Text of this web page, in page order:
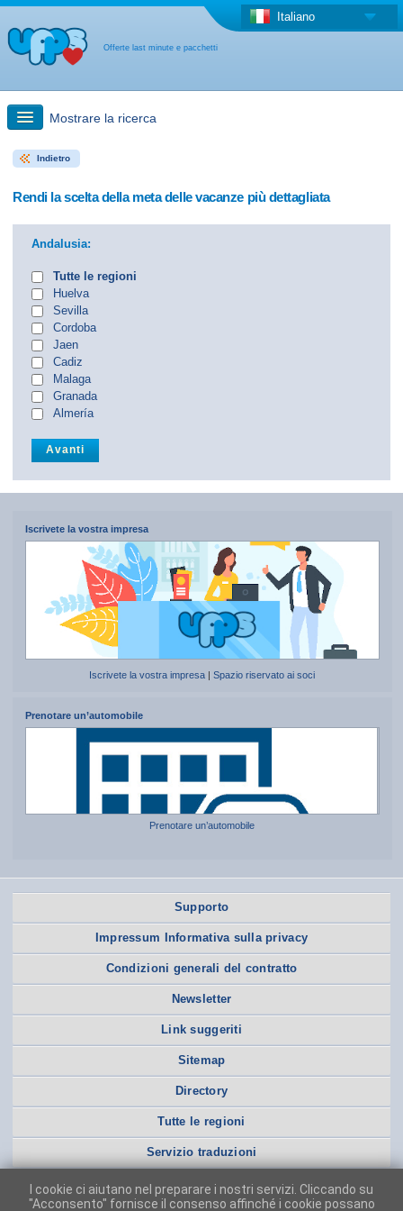
Offerte last minute e pacchetti
Italiano
Mostrare la ricerca
Ricerca rapida
Altro paese
Indietro
Rendi la scelta della meta delle vacanze più dettagliata
Andalusia:
Tutte le regioni
Huelva
Sevilla
Cordoba
Jaen
Cadiz
Malaga
Granada
Almería
Iscrivete la vostra impresa
Iscrivete la vostra impresa |Spazio riservato ai soci
Prenotare un’automobile
Prenotare un’automobile
Supporto
Impressum Informativa sulla privacy
Condizioni generali del contratto
Newsletter
Link suggeriti
Sitemap
Directory
Tutte le regioni
Servizio traduzioni
I cookie ci aiutano nel preparare i nostri servizi. Cliccando su
"Acconsento" fornisce il consenso affinché i cookie possano